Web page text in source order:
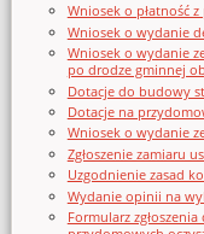
Wniosek o płatność
Wniosek o wydanie
Wniosek o wydanie
po drodze gminnej
Dotacje do budowy
Dotacje na
Wniosek o wydanie
Zgłoszenie zamiaru
Uzgodnienie zasad
Wydanie opinii na
Formularz